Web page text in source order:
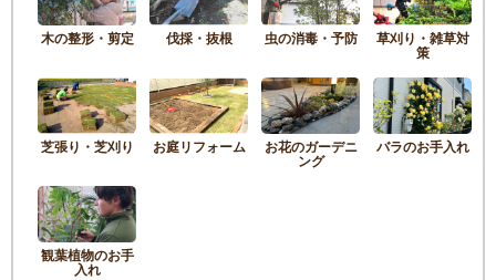
木の整形・剪定 伐採・抜根 虫の消毒・予防 草刈り・雑草対
策
芝張り・芝刈り お庭リフォーム お花のガーデニ
ング
バラのお手入れ
観葉植物のお手
入れ